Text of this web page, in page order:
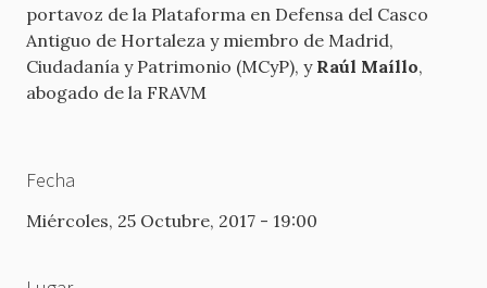
portavoz de la Plataforma en Defensa del Casco
Antiguo de Hortaleza y miembro de Madrid,
Ciudadanía y Patrimonio (MCyP), yRaúl Maíllo,
abogado de la FRAVM
Fecha
Miércoles, 25 Octubre, 2017 - 19:00